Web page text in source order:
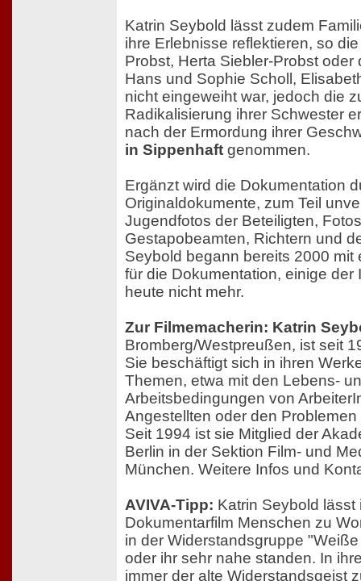
Katrin Seybold lässt zudem
ihre Erlebnisse reflektieren, so
Probst, Herta Siebler-Probst oder
Hans und Sophie Scholl,
nicht eingeweiht war, jedoch die
Radikalisierung ihrer Schwester
nach der Ermordung ihrer
in Sippenhaft genommen.
Ergänzt wird die Dokumentation
Originaldokumente, zum Teil
Jugendfotos der Beteiligten,
Gestapobeamten, Richtern und
Seybold begann bereits 2000 mit
für die Dokumentation, einige der
heute nicht mehr.
Zur Filmemacherin: Katrin
Bromberg/Westpreußen, ist seit
Sie beschäftigt sich in ihren
Themen, etwa mit den Lebens-
Arbeitsbedingungen von
Angestellten oder den
Seit 1994 ist sie Mitglied der
Berlin in der Sektion Film- und
München. Weitere Infos und
AVIVA-Tipp: Katrin Seybold lässt
Dokumentarfilm Menschen zu
in der Widerstandsgruppe
oder ihr sehr nahe standen. In
immer der alte Widerstandsgeist